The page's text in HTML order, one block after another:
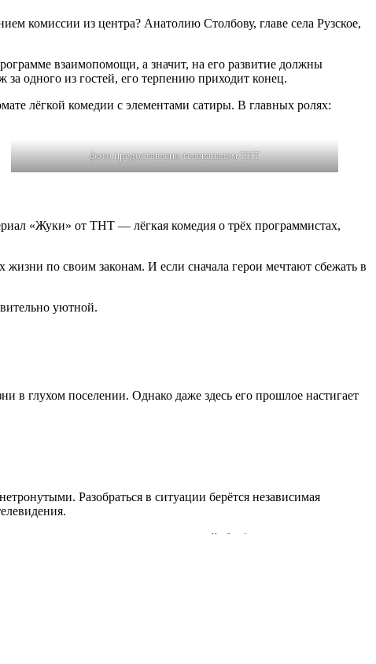
комиссии из центра? Анатолию Столбову, главе села Рузское,
взаимопомощи, а значит, на его развитие должны
одного из гостей, его терпению приходит конец.
лёгкой комедии с элементами сатиры. В главных ролях:
фото предоставлено телеканалом ТНТ
«Жуки» от ТНТ — лёгкая комедия о трёх программистах,
по своим законам. И если сначала герои мечтают сбежать в
уютной.
глухом поселении. Однако даже здесь его прошлое настигает
Разобраться в ситуации берётся независимая
в стиле журналистских репортажей, берёт интервью у